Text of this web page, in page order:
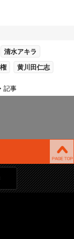
清水アキラ
黄川田仁志
記事